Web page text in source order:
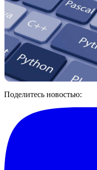
Поделитесь новостью: